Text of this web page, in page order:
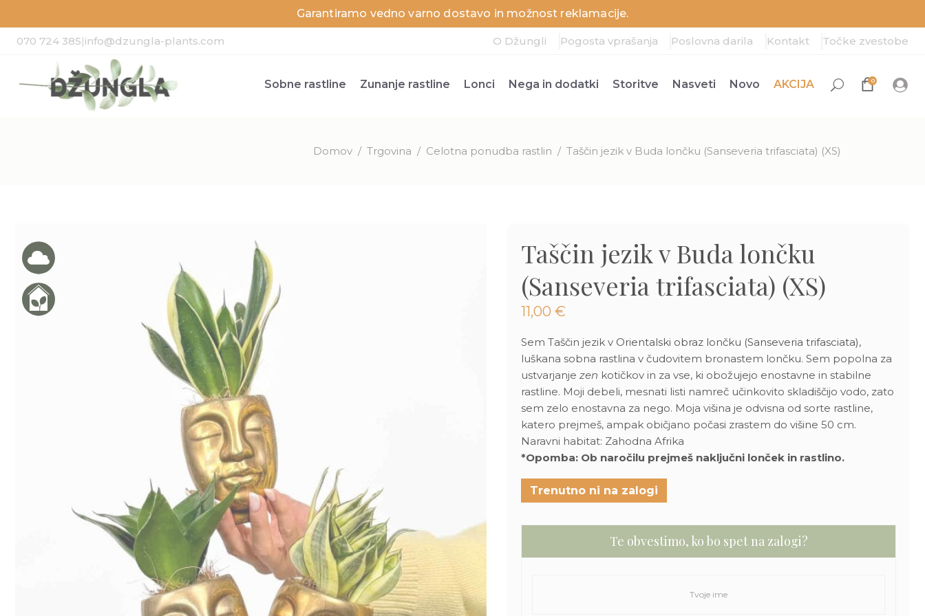
Garantiramo vedno varno dostavo in možnost reklamacije.
070 724 385|info@dzungla-plants.com O Džungli Pogosta vprašanja Poslovna darila Kontakt Točke zvestobe
Sobne rastline Zunanje rastline Lonci Nega in dodatki Storitve Nasveti Novo AKCIJA 0
Domov / Trgovina / Celotna ponudba rastlin / Taščin jezik v Buda lončku (Sanseveria trifasciata) (XS)
Taščin jezik v Buda lončku
(Sanseveria trifasciata) (XS)
11,00 €
Sem Taščin jezik v Orientalski obraz lončku (Sanseveria trifasciata),
luškana sobna rastlina v čudovitem bronastem lončku. Sem popolna za
ustvarjanje zen kotičkov in za vse, ki obožujejo enostavne in stabilne
rastline. Moji debeli, mesnati listi namreč učinkovito skladiščijo vodo, zato
sem zelo enostavna za nego. Moja višina je odvisna od sorte rastline,
katero prejmeš, ampak običjano počasi zrastem do višine 50 cm.
Naravni habitat: Zahodna Afrika
*Opomba: Ob naročilu prejmeš naključni lonček in rastlino.
Trenutno ni na zalogi
Te obvestimo, ko bo spet na zalogi?